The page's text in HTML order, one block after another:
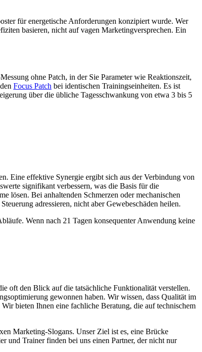
für energetische Anforderungen konzipiert wurde. Wer
basieren, nicht auf vagen Marketingversprechen. Ein
ohne Patch, in der Sie Parameter wie Reaktionszeit,
Focus Patch bei identischen Trainingseinheiten. Es ist
über die übliche Tagesschwankung von etwa 3 bis 5
Eine effektive Synergie ergibt sich aus der Verbindung von
signifikant verbessern, was die Basis für die
lösen. Bei anhaltenden Schmerzen oder mechanischen
adressieren, nicht aber Gewebeschäden heilen.
Wenn nach 21 Tagen konsequenter Anwendung keine
oft den Blick auf die tatsächliche Funktionalität verstellen.
gewonnen haben. Wir wissen, dass Qualität im
bieten Ihnen eine fachliche Beratung, die auf technischem
Marketing-Slogans. Unser Ziel ist es, eine Brücke
und Trainer finden bei uns einen Partner, der nicht nur